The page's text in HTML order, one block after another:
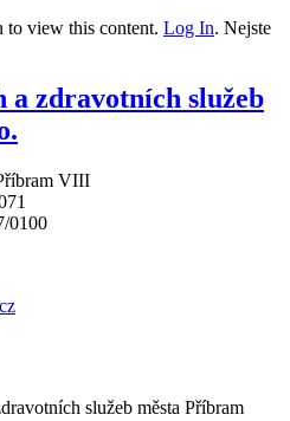
to view this content. Log In. Nejste
a zdravotních služeb
VIII
0100
služeb města Příbram